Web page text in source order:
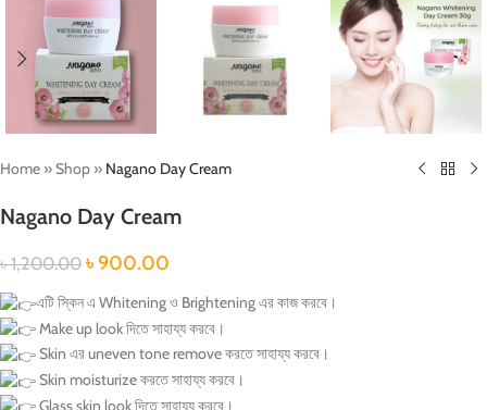
Home »Shop » Nagano Day Cream
Nagano Day Cream
৳1,200.00 ৳900.00
এটি স্কিন এ Whitening ও Brightening এর কাজ করবে।
Make up look দিতে সাহায্য করবে।
Skin এর uneven tone remove করতে সাহায্য করবে।
Skin moisturize করতে সাহায্য করবে।
Glass skin look দিতে সাহায্য করবে।